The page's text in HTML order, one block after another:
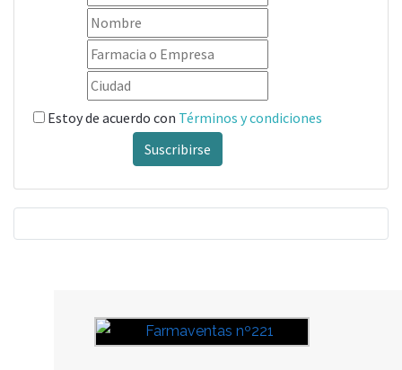
Estoy de acuerdo con Términos y condiciones
Suscribirse